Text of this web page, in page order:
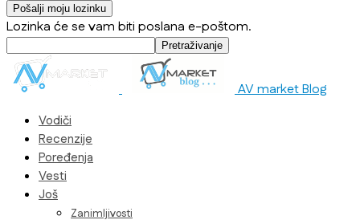
Lozinka će se vam biti poslana e-poštom.
AV market Blog
Vodiči
Recenzije
Poređenja
Vesti
Još
Zanimljivosti